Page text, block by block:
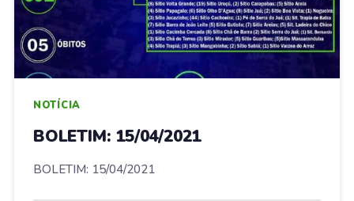
NOTÍCIA
BOLETIM: 15/04/2021
BOLETIM: 15/04/2021